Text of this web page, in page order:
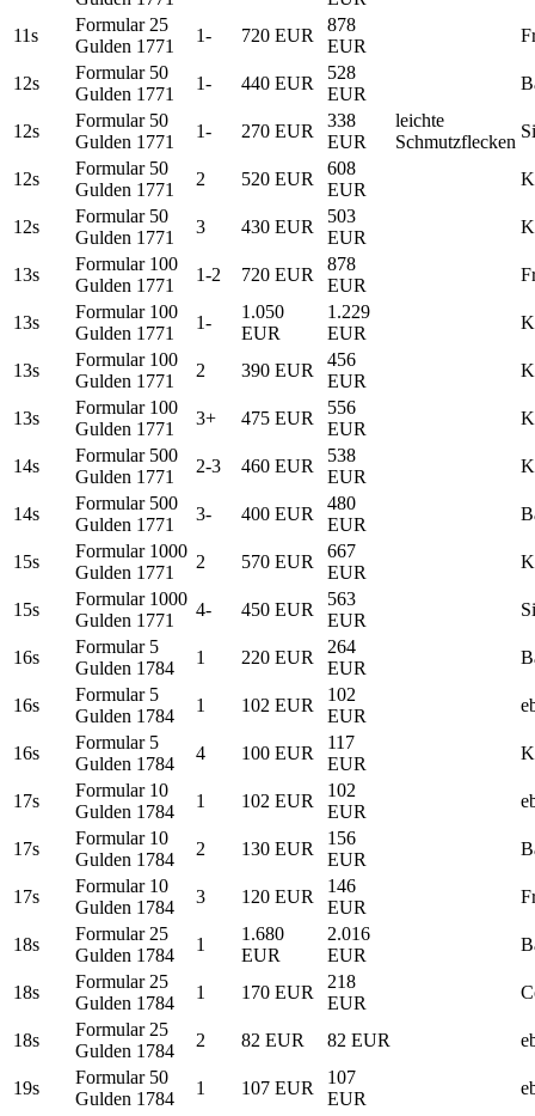
11s
Formular 25
Gulden 1771
1- 720 EUR
878
EUR
12s
Formular 50
Gulden 1771
1- 440 EUR
528
EUR
12s
Formular 50
Gulden 1771
1- 270 EUR
338
EUR
leichte
Schmutzflecken
12s
Formular 50
Gulden 1771
2 520 EUR
608
EUR
12s
Formular 50
Gulden 1771
3 430 EUR
503
EUR
13s
Formular 100
Gulden 1771
1-2 720 EUR
878
EUR
13s
Formular 100
Gulden 1771
1-
1.050
EUR
1.229
EUR
13s
Formular 100
Gulden 1771
2 390 EUR
456
EUR
13s
Formular 100
Gulden 1771
3+ 475 EUR
556
EUR
14s
Formular 500
Gulden 1771
2-3 460 EUR
538
EUR
14s
Formular 500
Gulden 1771
3- 400 EUR
480
EUR
15s
Formular 1000
Gulden 1771
2 570 EUR
667
EUR
15s
Formular 1000
Gulden 1771
4- 450 EUR
563
EUR
16s
Formular 5
Gulden 1784
1 220 EUR
264
EUR
16s
Formular 5
Gulden 1784
1 102 EUR
102
EUR
16s
Formular 5
Gulden 1784
4 100 EUR
117
EUR
17s
Formular 10
Gulden 1784
1 102 EUR
102
EUR
17s
Formular 10
Gulden 1784
2 130 EUR
156
EUR
17s
Formular 10
Gulden 1784
3 120 EUR
146
EUR
18s
Formular 25
Gulden 1784
1
1.680
EUR
2.016
EUR
18s
Formular 25
Gulden 1784
1 170 EUR
218
EUR
18s
Formular 25
Gulden 1784
2 82 EUR 82 EUR
19s
Formular 50
Gulden 1784
1 107 EUR
107
EUR